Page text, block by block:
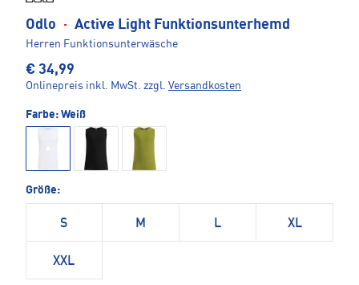
Odlo · Active Light Funktionsunterhemd
Herren Funktionsunterwäsche
€ 34,99
Onlinepreis inkl. MwSt. zzgl. Versandkosten
Farbe: Weiß
Größe:
S M L XL
XXL